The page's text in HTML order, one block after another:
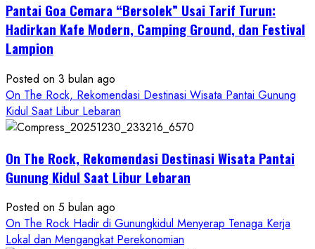
ROCK
Gunungkidul
Baru,
Padukan
Keindahan
Alam
Wisata
Kekinian
Pantai Goa Cemara “Bersolek” Usai Tarif Turun:
Hadirkan Kafe Modern, Camping Ground, dan Festival
Lampion
Posted on 3 bulan ago
On The Rock, Rekomendasi Destinasi Wisata Pantai Gunung
Kidul Saat Libur Lebaran
On The Rock, Rekomendasi Destinasi Wisata Pantai
Gunung Kidul Saat Libur Lebaran
Posted on 5 bulan ago
On The Rock Hadir di Gunungkidul Menyerap Tenaga Kerja
Lokal dan Mengangkat Perekonomian